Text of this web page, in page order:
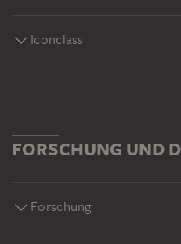
Iconclass
FORSCHUNG UND
Forschung